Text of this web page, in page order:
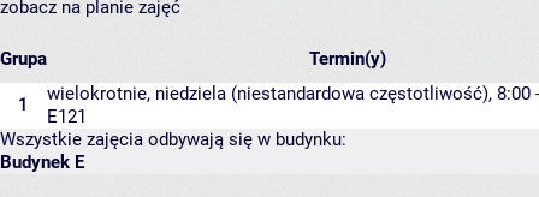
zobacz na planie zajęć
Grupa Termin(y)
1
wielokrotnie, niedziela (niestandardowa częstotliwość), 8:00
E121
Wszystkie zajęcia odbywają się w budynku:
Budynek E